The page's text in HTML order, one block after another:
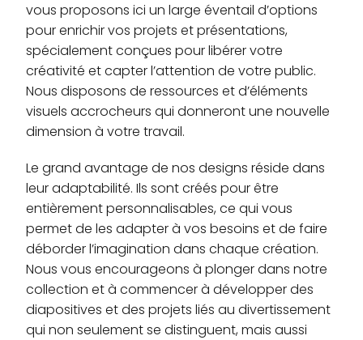
vous proposons ici un large éventail d’options
pour enrichir vos projets et présentations,
spécialement conçues pour libérer votre
créativité et capter l’attention de votre public.
Nous disposons de ressources et d’éléments
visuels accrocheurs qui donneront une nouvelle
dimension à votre travail.
Le grand avantage de nos designs réside dans
leur adaptabilité. Ils sont créés pour être
entièrement personnalisables, ce qui vous
permet de les adapter à vos besoins et de faire
déborder l’imagination dans chaque création.
Nous vous encourageons à plonger dans notre
collection et à commencer à développer des
diapositives et des projets liés au divertissement
qui non seulement se distinguent, mais aussi